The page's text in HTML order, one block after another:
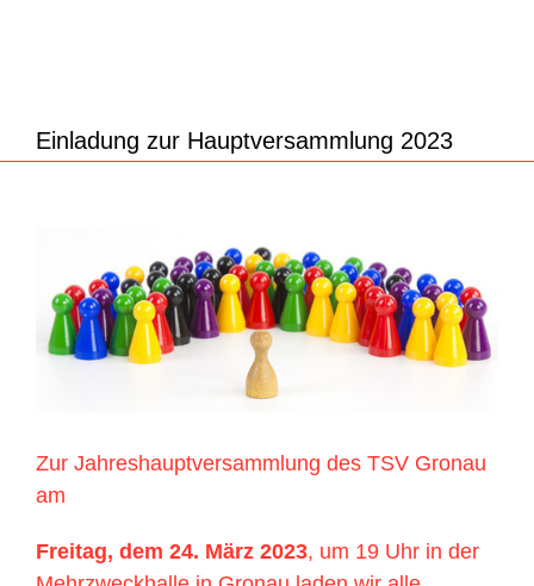
Einladung zur Hauptversammlung 2023
Zur Jahreshauptversammlung des TSV Gronau
am
Freitag, dem 24. März 2023, um 19 Uhr in der